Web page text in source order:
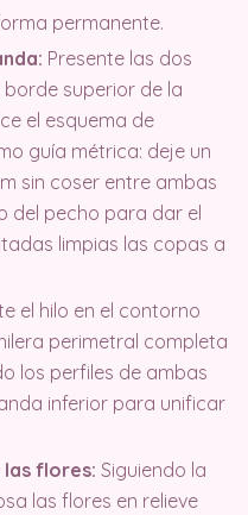
permanente.
Presente las dos
superior de la
el esquema de
guía métrica: deje un
sin coser entre ambas
del pecho para dar el
limpias las copas a
el hilo en el contorno
perimetral completa
los perfiles de ambas
inferior para unificar
flores: Siguiendo la
las flores en relieve